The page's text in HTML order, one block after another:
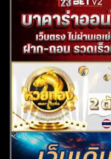
ค้นหา
สำหรับ: